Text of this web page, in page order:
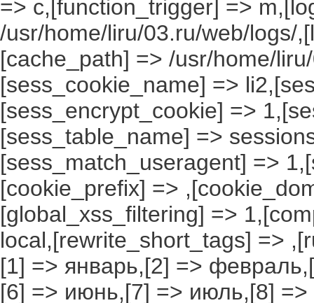
=> c,[function_trigger] =>
/usr/home/liru/03.ru/web/logs/
[cache_path] => /usr/home/
[sess_cookie_name] =>
[sess_encrypt_cookie] =>
[sess_table_name] =>
[sess_match_useragent] =>
[cookie_prefix] =>
[global_xss_filtering] =>
local,[rewrite_short_tags] =>
[1] => январь,[2] =>
[6] => июнь,[7] => июль,[8] =>